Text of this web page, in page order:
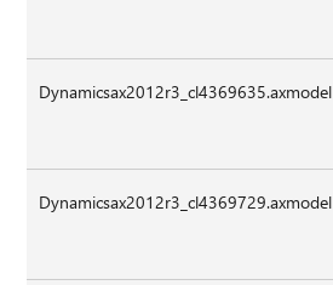
Dynamicsax2012r3_cl4369635.axmodel
Dynamicsax2012r3_cl4369729.axmodel